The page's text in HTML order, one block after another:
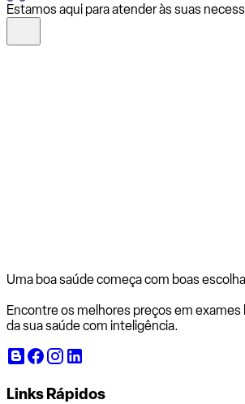
Estamos aqui para atender às suas
Uma boa saúde começa com boas
Encontre os melhores preços em exames
da sua saúde com inteligência.
Links Rápidos